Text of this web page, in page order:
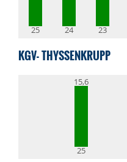
25 24 23
KGV- THYSSENKRUPP
15,6
25